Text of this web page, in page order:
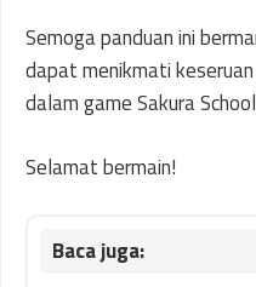
Semoga panduan ini
dapat menikmati
dalam game Sakura
Selamat bermain!